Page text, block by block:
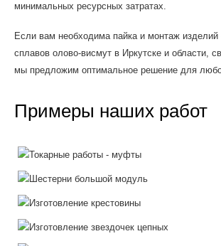
минимальных ресурсных затратах.
Если вам необходима пайка и монтаж
сплавов олово-висмут в Иркутске и области,
мы предложим оптимальное решение для
Примеры наших работ